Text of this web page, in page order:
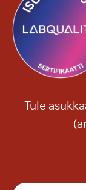
Tule